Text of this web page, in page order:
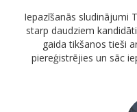
Iepazīšanās sludinājumi
starp daudziem
gaida tikšanos tieši
piereģistrējies un sāc